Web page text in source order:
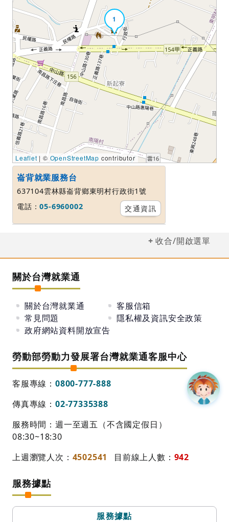
1
Leaflet| © OpenStreetMap contributor
崙背就業服務台
637104雲林縣崙背鄉東明村行政街1號
電話：05-6960002 交通資訊
收合/開啟選單
關於台灣就業通
關於台灣就業通
客服信箱
常見問題
隱私權及資訊安全政策
政府網站資料開放宣告
勞動部勞動力發展署台灣就業通客服中心
客服專線： 0800-777-888
傳真專線： 02-77335388
服務時間：週一至週五（不含國定假日）
08:30~18:30
上週瀏覽人次： 4502541 目前線上人數： 942
服務據點
服務據點